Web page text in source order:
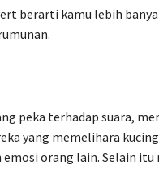
berarti kamu lebih
peka terhadap suara,
yang memelihara
emosi orang lain. Selain